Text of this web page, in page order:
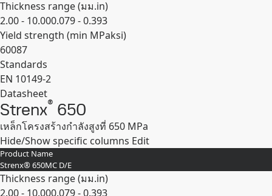
Thickness range (มม.in)
2.00 - 10.000.079 - 0.393
Yield strength (min MPaksi)
60087
Standards
EN 10149-2
Datasheet
Expand
Strenx® 650
เหล็กโครงสร้างกำลังสูงที่ 650 MPa
Hide/Show specific columns Edit
Product Name
Strenx® 650MC D/E
Thickness range (มม.in)
2.00 - 10.000.079 - 0.393